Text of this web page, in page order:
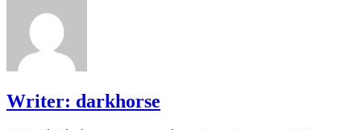
Writer: darkhorse